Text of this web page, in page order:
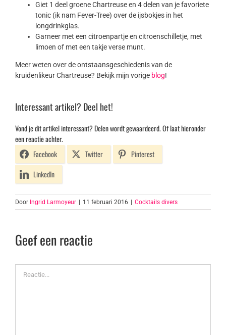
Giet 1 deel groene Chartreuse en 4 delen van je favoriete
tonic (ik nam Fever-Tree) over de ijsbokjes in het
longdrinkglas.
Garneer met een citroenpartje en citroenschilletje, met
limoen of met een takje verse munt.
Meer weten over de ontstaansgeschiedenis van de
kruidenlikeur Chartreuse? Bekijk mijn vorige blog!
Interessant artikel? Deel het!
Vond je dit artikel interessant? Delen wordt gewaardeerd. Of laat hieronder
een reactie achter.
Facebook
Twitter
Pinterest
LinkedIn
Door Ingrid Larmoyeur 11 februari 2016 Cocktails divers
Geef een reactie